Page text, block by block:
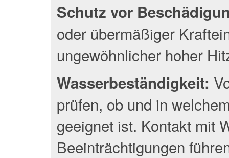
Schutz vor
oder übermäßiger
ungewöhnlicher hoher
Wasserbeständigkeit:
prüfen, ob und in
geeignet ist. Kontakt mit
Beeinträchtigungen